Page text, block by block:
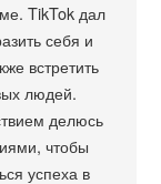
TikTok дал
себя и
встретить
людей.
делюсь
чтобы
успеха в